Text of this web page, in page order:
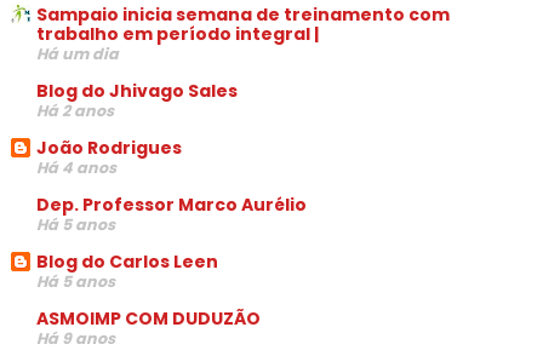
Sampaio inicia semana de treinamento com
trabalho em período integral |
Há um dia
Blog do Jhivago Sales
Há 2 anos
João Rodrigues
Há 4 anos
Dep. Professor Marco Aurélio
Há 5 anos
Blog do Carlos Leen
Há 5 anos
ASMOIMP COM DUDUZÃO
Há 9 anos